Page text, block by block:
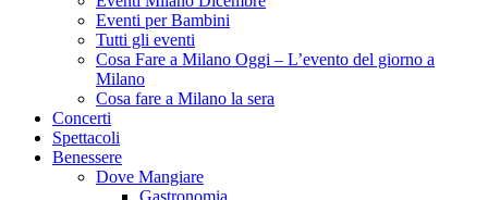
Eventi per Bambini
Tutti gli eventi
Cosa Fare a Milano Oggi – L’evento del giorno a
Milano
Cosa fare a Milano la sera
Concerti
Spettacoli
Benessere
Dove Mangiare
Gastronomia